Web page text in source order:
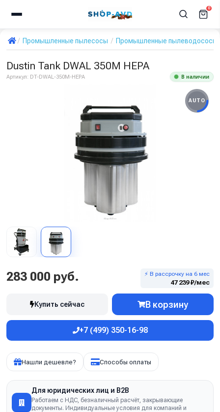
0
Промышленные пылесосы Промышленные пылеводососы
Dustin Tank DWAL 350M HEPA
Артикул: DT-DWAL-350M-HEPA В наличии
AUTO
283 000 руб. ⚡ В рассрочку на 6 мес
47 239 ₽/мес
Купить сейчас В корзину
+7 (499) 350-16-98
Нашли дешевле? Способы оплаты
Для юридических лиц и B2B
Работаем с НДС, безналичный расчёт, закрывающие
документы. Индивидуальные условия для компаний и